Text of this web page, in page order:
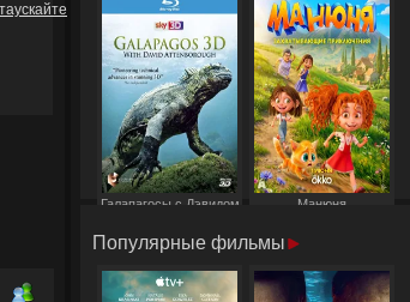
Галапагосы с Дэвидом
Манюня
Популярные фильмы